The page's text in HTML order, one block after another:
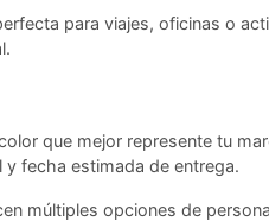
para viajes, oficinas o
que mejor represente tu
fecha estimada de entrega.
múltiples opciones de